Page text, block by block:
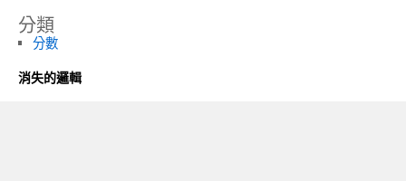
分類
分數
消失的邏輯